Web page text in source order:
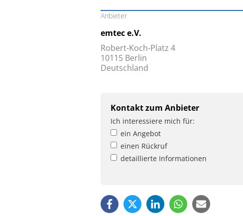
Anbieter
emtec e.V.
Robert-Koch-Platz 4
10115 Berlin
Deutschland
Kontakt zum Anbieter
Ich interessiere mich für:
ein Angebot
einen Rückruf
detaillierte Informationen